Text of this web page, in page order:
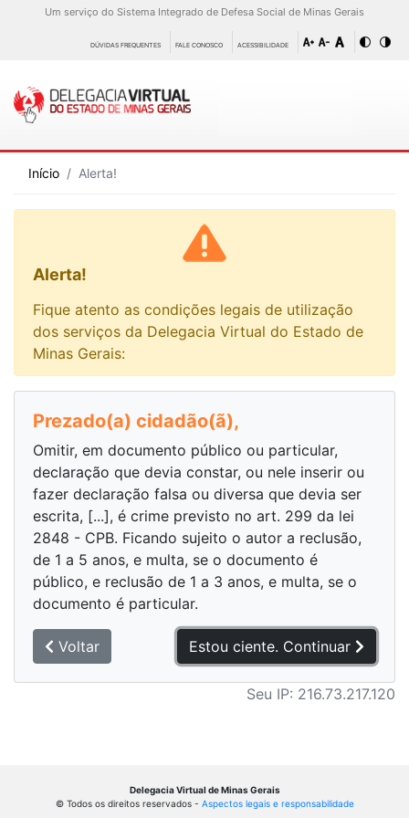
Um serviço do Sistema Integrado de Defesa Social de Minas Gerais
DÚVIDAS FREQUENTES FALE CONOSCO ACESSIBILIDADE
Início Alerta!
Alerta!
Fique atento as condições legais de utilização
dos serviços da Delegacia Virtual do Estado de
Minas Gerais:
Prezado(a) cidadão(ã),
Omitir, em documento público ou particular,
declaração que devia constar, ou nele inserir ou
fazer declaração falsa ou diversa que devia ser
escrita, [...], é crime previsto no art. 299 da lei
2848 - CPB. Ficando sujeito o autor a reclusão,
de 1 a 5 anos, e multa, se o documento é
público, e reclusão de 1 a 3 anos, e multa, se o
documento é particular.
Voltar Estou ciente. Continuar
Seu IP: 216.73.217.120
Delegacia Virtual de Minas Gerais
© Todos os direitos reservados - Aspectos legais e responsabilidade